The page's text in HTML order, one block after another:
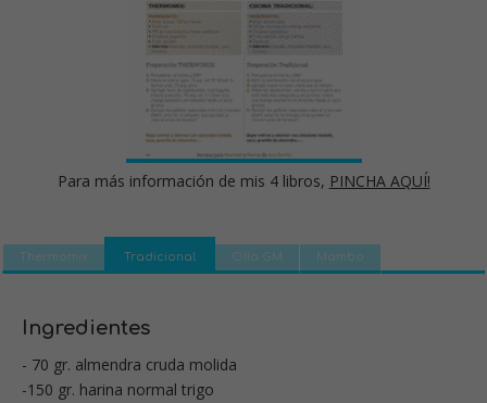
Para más información de mis 4 libros, PINCHA AQUÍ!
Thermomix Tradicional Olla GM Mambo
Ingredientes
- 70 gr. almendra cruda molida
-150 gr. harina normal trigo